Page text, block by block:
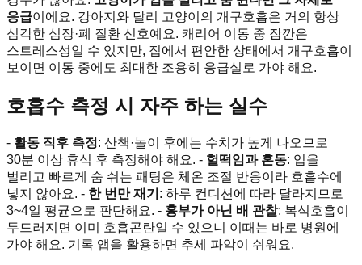
응급이에요. 강아지와 달리 고양이의 개구호흡은 거의 항상
심각한 심장·폐 질환 신호예요. 캐리어 이동 중 잠깐은
스트레스성일 수 있지만, 집에서 편안한 상태에서 개구호흡이
보이면 이동 중에도 최대한 조용히 응급실로 가야 해요.
호흡수 측정 시 자주 하는 실수
- 활동 직후 측정: 산책·놀이 후에는 수치가 높게 나오므로
30분 이상 휴식 후 측정해야 해요. - 헐떡임과 혼동: 입을
벌리고 빠르게 숨 쉬는 패팅은 체온 조절 반응이라 호흡수에
넣지 않아요. - 한 번만 재기 : 하루 컨디션에 따라 달라지므로
3~4일 평균으로 판단해요. - 흉부가 아닌 배 관찰: 복식호흡이
두드러지면 이미 호흡곤란일 수 있으니 이때는 바로 병원에
가야 해요. 기록 앱을 활용하면 추세 파악이 쉬워요.